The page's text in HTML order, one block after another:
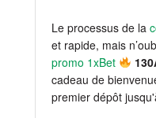
Le processus de la
et rapide, mais
promo 1xBet
cadeau de
premier dépôt